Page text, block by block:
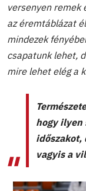
versenyen remek
az éremtáblázat
mindezek
csapatunk lehet,
mire lehet elég a
hogy ilyen
időszakot,
vagyis a